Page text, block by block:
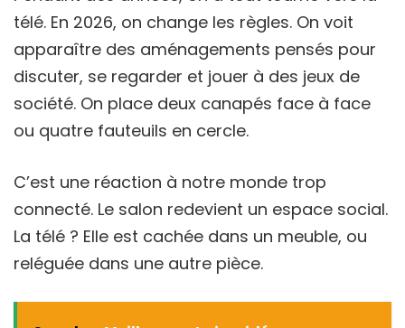
télé. En 2026, on change les règles. On voit
apparaître des aménagements pensés pour
discuter, se regarder et jouer à des jeux de
société. On place deux canapés face à face
ou quatre fauteuils en cercle.
C’est une réaction à notre monde trop
connecté. Le salon redevient un espace social.
La télé ? Elle est cachée dans un meuble, ou
reléguée dans une autre pièce.